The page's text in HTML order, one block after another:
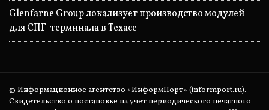
Glenfarne Group локализует производство модулей
для СПГ-терминала в Техасе
© Информационное агентство «ИнформПорт» (informport.ru).
Свидетельство о постановке на учет периодического печатного